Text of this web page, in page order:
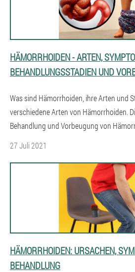
HÄMORRHOIDEN - ARTEN,
BEHANDLUNGSSTADIEN UND
Was sind Hämorrhoiden, ihre Arten und
verschiedene Arten von Hämorrhoiden.
Behandlung und Vorbeugung von
27 Juli 2021
HÄMORRHOIDEN: URSACHEN,
BEHANDLUNG